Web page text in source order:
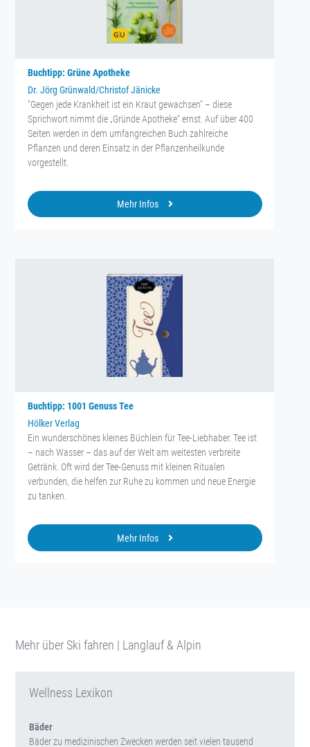
Buchtipp: Grüne Apotheke
Dr. Jörg Grünwald/Christof Jänicke
"Gegen jede Krankheit ist ein Kraut gewachsen" – diese
Sprichwort nimmt die „Gründe Apotheke“ ernst. Auf über 400
Seiten werden in dem umfangreichen Buch zahlreiche
Pflanzen und deren Einsatz in der Pflanzenheilkunde
vorgestellt.
Mehr Infos
Buchtipp: 1001 Genuss Tee
Hölker Verlag
Ein wunderschönes kleines Büchlein für Tee-Liebhaber. Tee ist
– nach Wasser – das auf der Welt am weitesten verbreite
Getränk. Oft wird der Tee-Genuss mit kleinen Ritualen
verbunden, die helfen zur Ruhe zu kommen und neue Energie
zu tanken.
Mehr Infos
Mehr über Ski fahren | Langlauf & Alpin
Wellness Lexikon
Bäder
Bäder zu medizinischen Zwecken werden seit vielen tausend